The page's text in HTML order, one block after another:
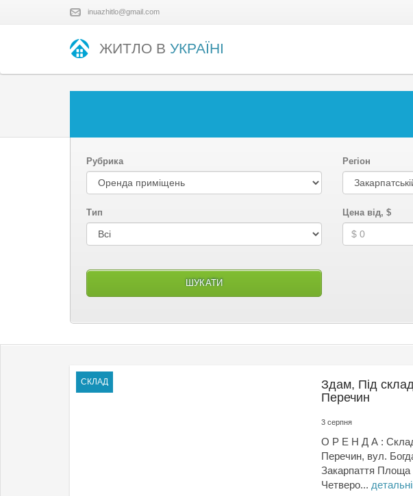
inuazhitlo@gmail.com
ЖИТЛО В УКРАЇНІ
Рубрика Регіон
Тип Цена від, $
СКЛАД
Здам, Під
Перечин
3 серпня
О Р Е Н Д А : Склад
Перечин, вул.
Закарпаття Площа
Четверо...